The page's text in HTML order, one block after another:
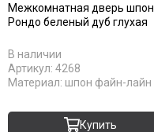
Межкомнатная дверь шпон
Рондо беленый дуб глухая
В наличии
Артикул: 4268
Материал: шпон файн-лайн
Купить